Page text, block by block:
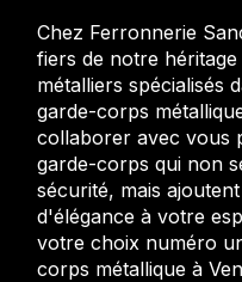
Chez Ferronnerie
fiers de notre
métalliers spécialisés
garde-corps
collaborer avec vous
garde-corps qui non
sécurité, mais
d'élégance à votre
votre choix numéro
corps métallique à